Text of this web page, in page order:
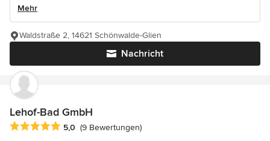
Mehr
Nachricht
Waldstraße 2, 14621 Schönwalde-Glien
Lehof-Bad GmbH
Durchschnittliche Bewertung: 5 von 5 Sternen
5,0 (9 Bewertungen)